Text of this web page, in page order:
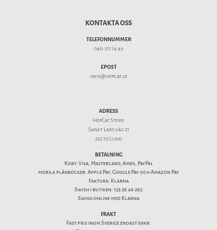
KONTAKTA OSS
TELEFONNUMMER
046-211 14 49
EPOST
info@hepcat.se
ADRESS
HepCat Store
Sankt Lars väg 21
222 70 Lund
BETALNING
Kort: Visa, Mastercard, Amex, PayPal
mobila plånböcker: Apple Pay, Google Pay och Amazon Pay
Faktura: Klarna
Swish i butiken: 123 36 46 262
Swish online med Klarna
FRAKT
Fast pris inom Sverige endast 69kr.